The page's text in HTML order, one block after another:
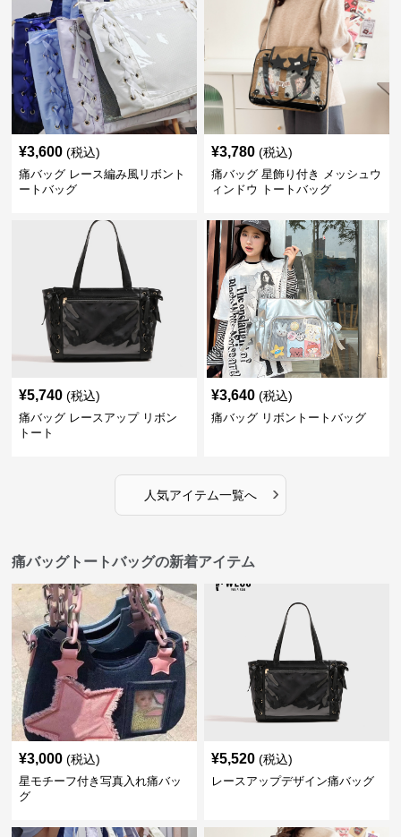
¥3,600 (税込)
痛バッグ レース編み風リボント
ートバッグ
¥3,780 (税込)
痛バッグ 星飾り付き メッシュウ
ィンドウ トートバッグ
¥5,740 (税込)
痛バッグ レースアップ リボン
トート
¥3,640 (税込)
痛バッグ リボントートバッグ
人気アイテム一覧へ ›
痛バッグトートバッグの新着アイテム
¥3,000 (税込)
星モチーフ付き写真入れ痛バッ
グ
¥5,520 (税込)
レースアップデザイン痛バッグ